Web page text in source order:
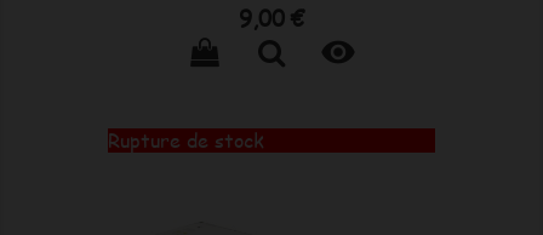
Prix
9,00 €

Rupture de stock